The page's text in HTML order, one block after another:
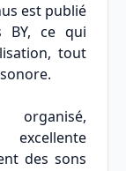
est publié
BY, ce qui
tout
des sons